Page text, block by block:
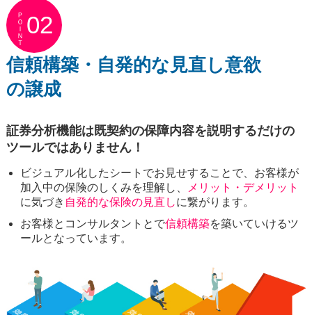
ＰＯＩＮＴ02
信頼構築・自発的な見直し意欲
の譲成
証券分析機能は既契約の保障内容を説明するだけの
ツールではありません！
ビジュアル化したシートでお見せすることで、お客様が
加入中の保険のしくみを理解し、
メリット・デメリット
に気づき 自発的な保険の見直しに繋がります。
お客様とコンサルタントとで信頼構築を築いていけるツ
ールとなっています。